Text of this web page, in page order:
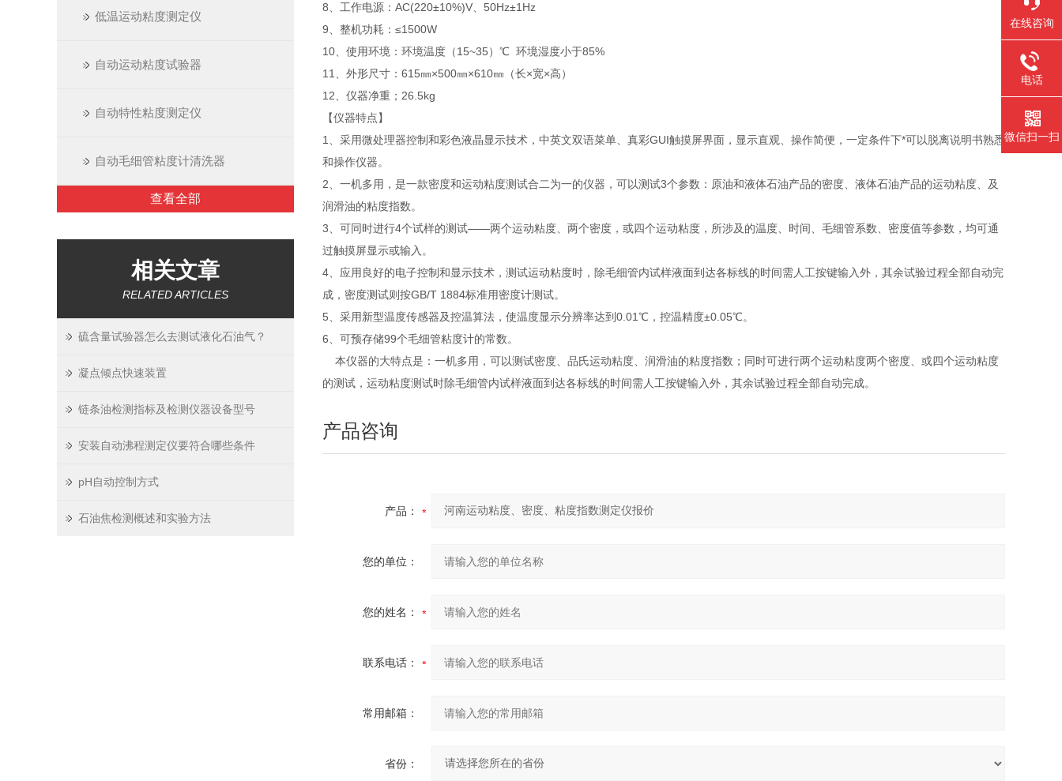
低温运动粘度测定仪
自动运动粘度试验器
自动特性粘度测定仪
自动毛细管粘度计清洗器
查看全部
相关文章
RELATED ARTICLES
硫含量试验器怎么去测试液化石油气？
凝点倾点快速装置
链条油检测指标及检测仪器设备型号
安装自动沸程测定仪要符合哪些条件
pH自动控制方式
石油焦检测概述和实验方法
8、工作电源：AC(220±10%)V、50Hz±1Hz
9、整机功耗：≤1500W
10、使用环境：环境温度（15~35）℃ 环境湿度小于85%
11、外形尺寸：615㎜×500㎜×610㎜（长×宽×高）
12、仪器净重；26.5kg
【仪器特点】
1、采用微处理器控制和彩色液晶显示技术，中英文双语菜单、真彩GUI触摸屏界面，显示直观、操作简便，一定条件下*可以脱离说明书熟悉
和操作仪器。
2、一机多用，是一款密度和运动粘度测试合二为一的仪器，可以测试3个参数：原油和液体石油产品的密度、液体石油产品的运动粘度、及
润滑油的粘度指数。
3、可同时进行4个试样的测试——两个运动粘度、两个密度，或四个运动粘度，所涉及的温度、时间、毛细管系数、密度值等参数，均可通
过触摸屏显示或输入。
4、应用良好的电子控制和显示技术，测试运动粘度时，除毛细管内试样液面到达各标线的时间需人工按键输入外，其余试验过程全部自动完
成，密度测试则按GB/T 1884标准用密度计测试。
5、采用新型温度传感器及控温算法，使温度显示分辨率达到0.01℃，控温精度±0.05℃。
6、可预存储99个毛细管粘度计的常数。
本仪器的大特点是：一机多用，可以测试密度、品氏运动粘度、润滑油的粘度指数；同时可进行两个运动粘度两个密度、或四个运动粘度
的测试，运动粘度测试时除毛细管内试样液面到达各标线的时间需人工按键输入外，其余试验过程全部自动完成。
产品咨询
产品：
您的单位：
您的姓名：
联系电话：
常用邮箱：
省份：
在线咨询
电话
微信扫一扫